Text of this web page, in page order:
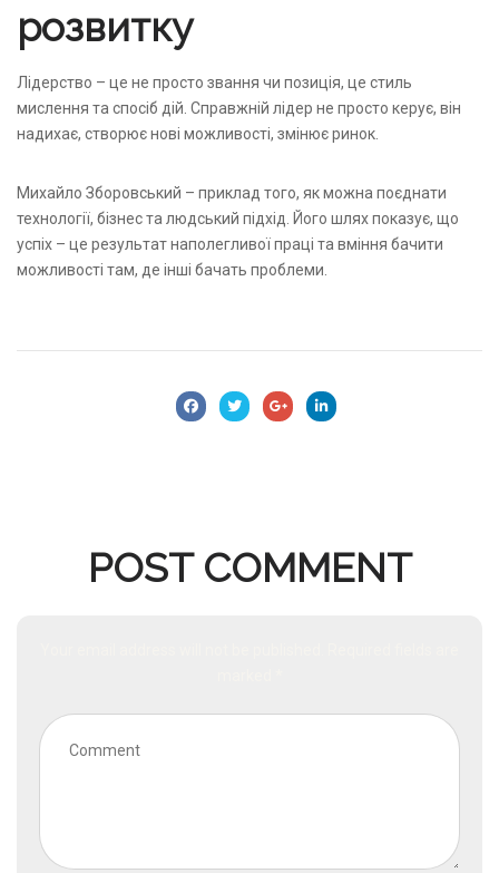
розвитку
Лідерство – це не просто звання чи позиція, це стиль
мислення та спосіб дій. Справжній лідер не просто керує, він
надихає, створює нові можливості, змінює ринок.
Михайло Зборовський – приклад того, як можна поєднати
технології, бізнес та людський підхід. Його шлях показує, що
успіх – це результат наполегливої праці та вміння бачити
можливості там, де інші бачать проблеми.
POST COMMENT